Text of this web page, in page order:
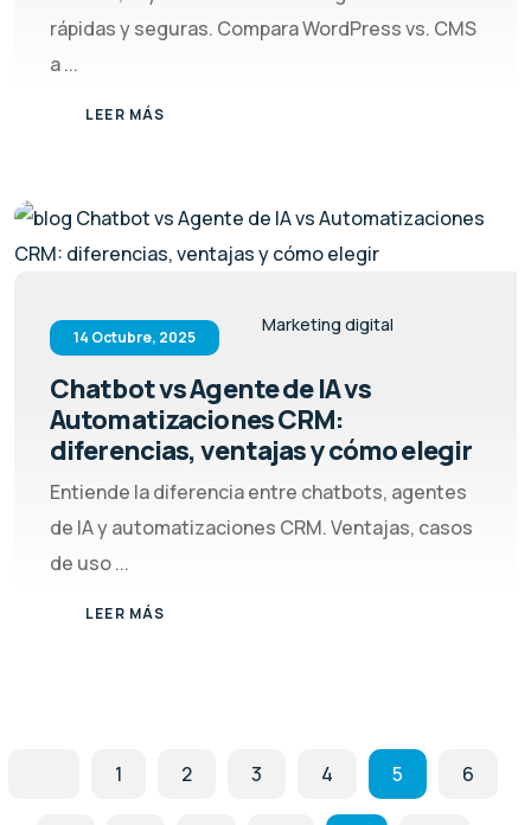
rápidas y seguras. Compara WordPress vs. CMS
a ...
LEER MÁS
14 Octubre, 2025
Marketing digital
Chatbot vs Agente de IA vs
Automatizaciones CRM:
diferencias, ventajas y cómo elegir
Entiende la diferencia entre chatbots, agentes
de IA y automatizaciones CRM. Ventajas, casos
de uso ...
LEER MÁS
1 2 3 4 5 6